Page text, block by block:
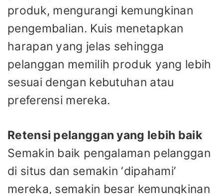
produk, mengurangi kemungkinan
pengembalian. Kuis menetapkan
harapan yang jelas sehingga
pelanggan memilih produk yang lebih
sesuai dengan kebutuhan atau
preferensi mereka.
Retensi pelanggan yang lebih baik
Semakin baik pengalaman pelanggan
di situs dan semakin ‘dipahami’
mereka, semakin besar kemungkinan